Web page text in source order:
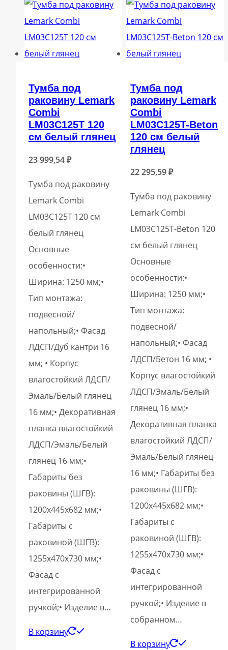
Тумба под
раковину Lemark
Combi
LM03C125T 120
см белый глянец
23 999,54₽
Тумба под раковину
Lemark Combi
LM03C125T 120 см
белый глянец
Основные
особенности:•
Ширина: 1250 мм;•
Тип монтажа:
подвесной/
напольный;• Фасад
ЛДСП/Дуб кантри 16
мм; • Корпус
влагостойкий ЛДСП/
Эмаль/Белый глянец
16 мм;• Декоративная
планка влагостойкий
ЛДСП/Эмаль/Белый
глянец 16 мм;•
Габариты без
раковины (ШГВ):
1200х445х682 мм;•
Габариты с
раковиной (ШГВ):
1255х470х730 мм;•
Фасад с
интегрированной
ручкой;• Изделие в…
В корзину
Тумба под
раковину Lemark
Combi
LM03C125T-Beton
120 см белый
глянец
22 295,59₽
Тумба под раковину
Lemark Combi
LM03C125T-Beton 120
см белый глянец
Основные
особенности:•
Ширина: 1250 мм;•
Тип монтажа:
подвесной/
напольный;• Фасад
ЛДСП/Бетон 16 мм; •
Корпус влагостойкий
ЛДСП/Эмаль/Белый
глянец 16 мм;•
Декоративная планка
влагостойкий ЛДСП/
Эмаль/Белый глянец
16 мм;• Габариты без
раковины (ШГВ):
1200х445х682 мм;•
Габариты с
раковиной (ШГВ):
1255х470х730 мм;•
Фасад с
интегрированной
ручкой;• Изделие в
собранном…
В корзину